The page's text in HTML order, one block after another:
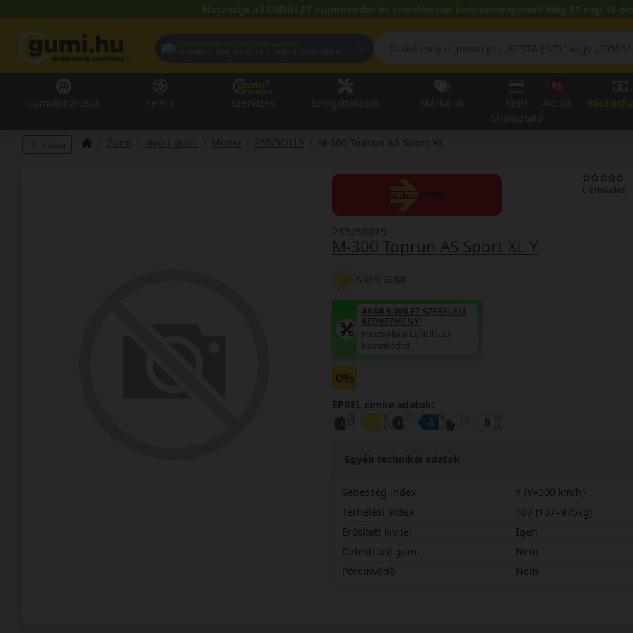
Használja a LENDÜLET kuponkódot és szereltessen kedvezményesen! Még 55 nap 18
Vissza Gumi Nyári gumi Momo 255/50R19
0 értékelés
M-300 Toprun AS Sport XL Y
255/50R19
NYÁRI GUMI
AKÁR 5.000 FT SZERELÉSI
KEDVEZMÉNY!
Használja a LENDÜLET
kuponkódot!
0%
EPREL cimke adatok:
Egyéb technikai adatok
Sebesség index
Y (Y=300 km/h)
Terhelési index
107 (107=975kg)
Erősített kivitel
Igen
Defekttűrő gumi
Nem
Peremvédő
Nem